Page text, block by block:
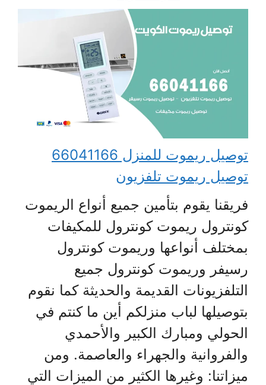
توصيل ريموت للمنزل 66041166
توصيل ريموت تلفزيون
فريقنا يقوم بتأمين جميع أنواع الريموت
كونترول ريموت كونترول للمكيفات
بمختلف أنواعها وريموت كونترول
رسيفر وريموت كونترول جميع
التلفزيونات القديمة والحديثة كما نقوم
بتوصيلها لباب منزلكم أين ما كنتم في
الحولي ومبارك الكبير والأحمدي
والفروانية والجهراء والعاصمة. ومن
ميزاتنا: وغيرها الكثير من الميزات التي